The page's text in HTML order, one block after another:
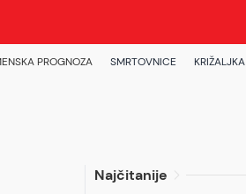
PROGNOZA SMRTOVNICE KRIŽALJKA
Najčitanije